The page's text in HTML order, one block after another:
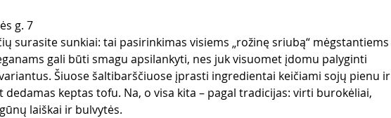
g. 7
surasite sunkiai: tai pasirinkimas visiems „rožinę sriubą“ mėgstantiems
gali būti smagu apsilankyti, nes juk visuomet įdomu palyginti
Šiuose šaltibarščiuose įprasti ingredientai keičiami sojų pienu ir
keptas tofu. Na, o visa kita – pagal tradicijas: virti burokėliai,
laiškai ir bulvytės.